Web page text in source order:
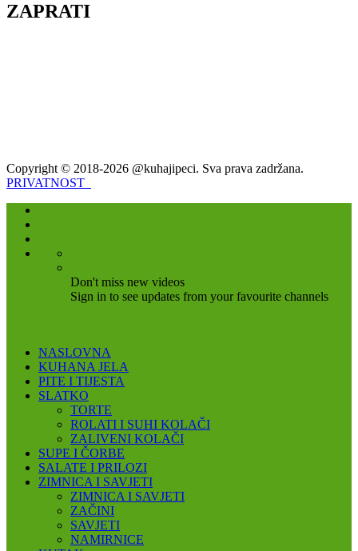
ZAPRATI
Copyright © 2018-2026 @kuhajipeci. Sva prava zadržana.
PRIVATNOST
Don't miss new videos
Sign in to see updates from your favourite channels
NASLOVNA
KUHANA JELA
PITE I TIJESTA
SLATKO
TORTE
ROLATI I SUHI KOLAČI
ZALIVENI KOLAČI
SUPE I ČORBE
SALATE I PRILOZI
ZIMNICA I SAVJETI
ZIMNICA I SAVJETI
ZAČINI
SAVJETI
NAMIRNICE